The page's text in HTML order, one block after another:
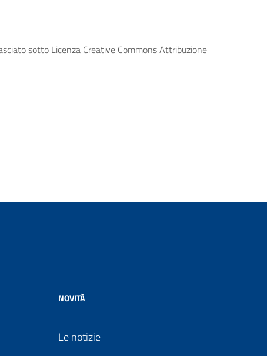
sotto Licenza Creative Commons Attribuzione
NOVITÀ
Le notizie